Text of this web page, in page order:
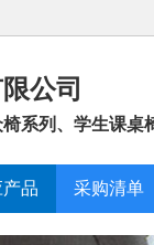
公司
系列、学生课桌
品 采购清单